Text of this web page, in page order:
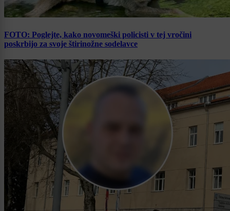
FOTO: Poglejte, kako novomeški policisti v tej vročini
poskrbijo za svoje štirinožne sodelavce